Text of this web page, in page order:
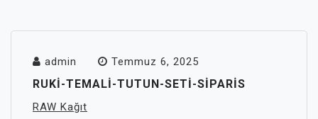
admin Temmuz 6, 2025
RUKI-TEMALI-TUTUN-SETI-SIPARIS
RAW Kağıt